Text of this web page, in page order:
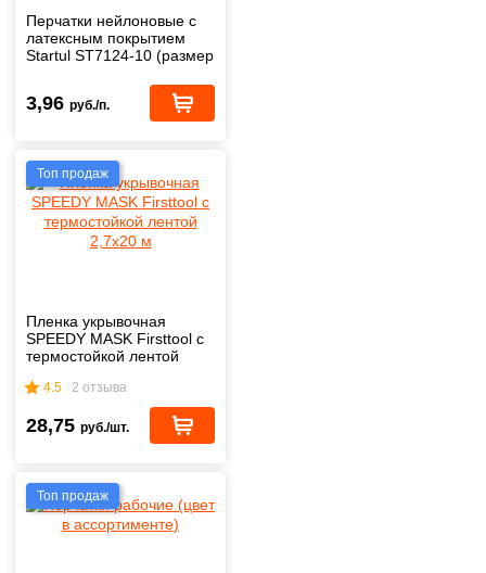
Перчатки нейлоновые с
латексным покрытием
Startul ST7124-10 (размер
3,96 руб./п.
Топ продаж
Пленка укрывочная
SPEEDY MASK Firsttool с
термостойкой лентой
4.5 2 отзыва
28,75 руб./шт.
Топ продаж